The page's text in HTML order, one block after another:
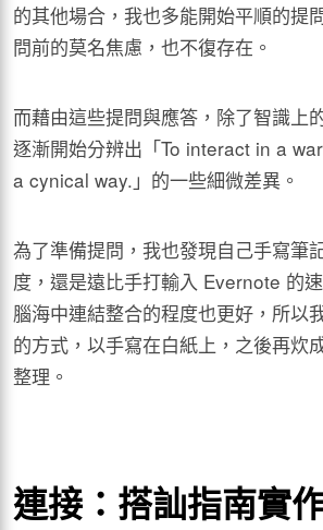
的其他場合，我也多能開始平順的提
問前的莫名焦慮，也不復存在。
而藉由這些提問與應答，除了智識上
逐漸開始分辨出「To interact in a
a cynical way.」的一些細微差異。
為了準備提問，我也發現自己手寫筆
度，還是遠比手打輸入 Evernote 的
腦海中連結整合的程度也更好，所以
的方式，以手寫在白紙上，之後再炊
整理。
連接：搭訕指南實